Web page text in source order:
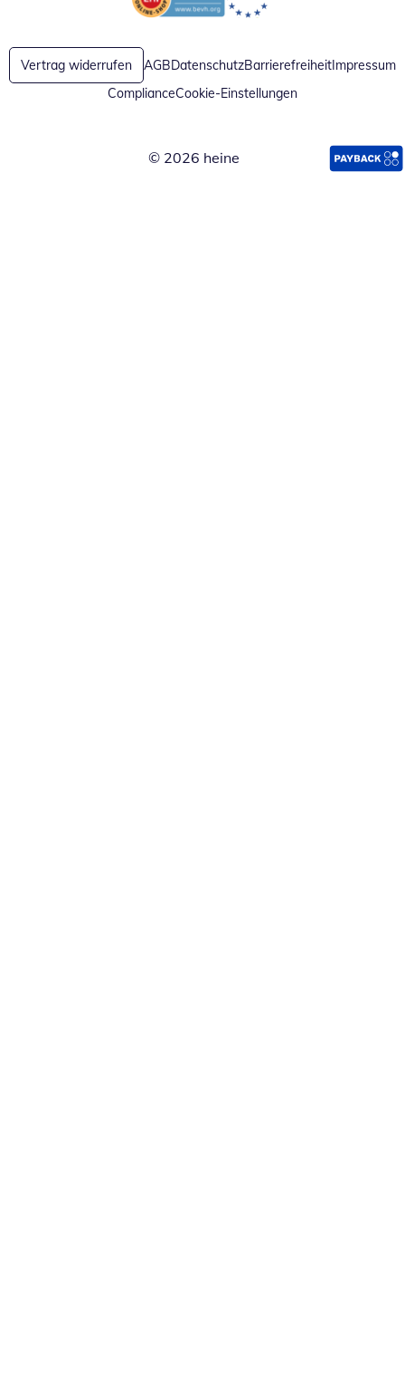
Öffnet in neuem FensterÖffnet in neuem Fenster
Vertrag widerrufen AGBDatenschutzBarrierefreiheitImpressum
ComplianceCookie-Einstellungen
© 2026 heine